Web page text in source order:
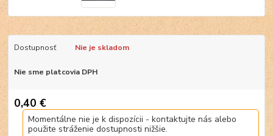
Dostupnosť Nie je skladom
Nie sme platcovia DPH
0,40 €
Momentálne nie je k dispozícii - kontaktujte nás alebo
použite stráženie dostupnosti nižšie.